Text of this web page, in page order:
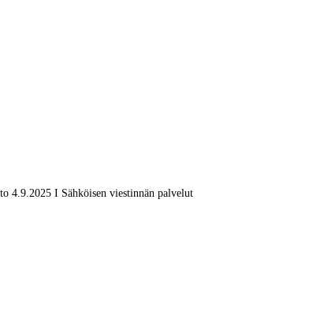
4.9.2025 I Sähköisen viestinnän palvelut